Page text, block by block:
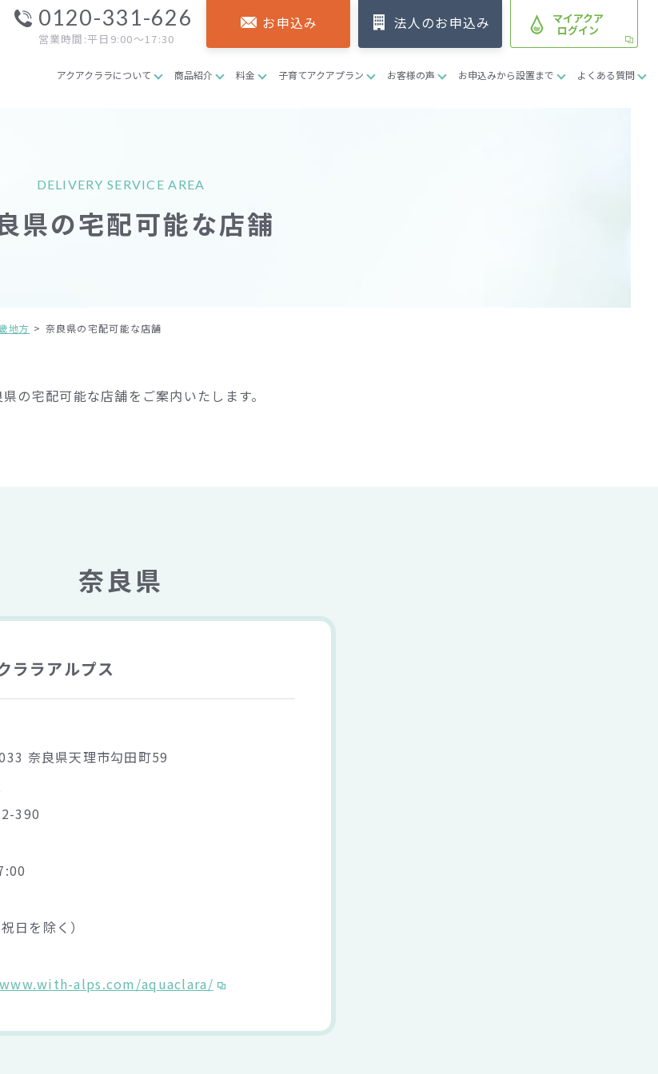
0120-331-626
営業時間:平日9:00～17:30
お申込み 法人のお申込み マイアクア
ログイン
アクアクララについて 商品紹介 料金 子育てアクアプラン お客様の声 お申込みから設置まで よくある質問
DELIVERY SERVICE AREA
県の宅配可能な店舗
地方 奈良県の宅配可能な店舗
の宅配可能な店舗をご案内いたします。
奈良県
ララアルプス
奈良県天理市勾田町59
390
日を除く）
alps.com/aquaclara/